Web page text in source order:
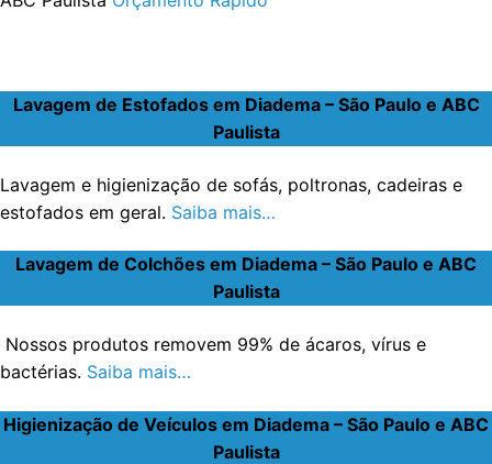
Lavagem de Estofados em Diadema – São Paulo e ABC
Paulista
Lavagem e higienização de sofás, poltronas, cadeiras e
estofados em geral. Saiba mais…
Lavagem de Colchões em Diadema – São Paulo e ABC
Paulista
Nossos produtos removem 99% de ácaros, vírus e
bactérias. Saiba mais…
Higienização de Veículos em Diadema – São Paulo e ABC
Paulista